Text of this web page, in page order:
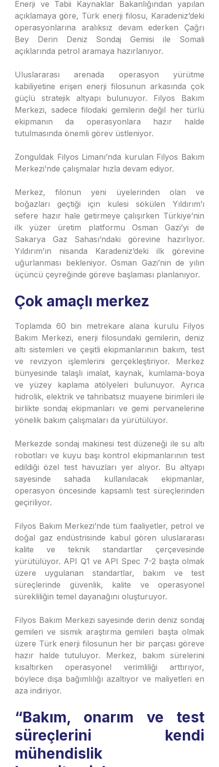
Enerji ve Tabii Kaynaklar Bakanlığından yapılan
açıklamaya göre, Türk enerji filosu, Karadeniz’deki
operasyonlarına aralıksız devam ederken Çağrı
Bey Derin Deniz Sondaj Gemisi ile Somali
açıklarında petrol aramaya hazırlanıyor.
Uluslararası arenada operasyon yürütme
kabiliyetine erişen enerji filosunun arkasında çok
güçlü stratejik altyapı bulunuyor. Filyos Bakım
Merkezi, sadece filodaki gemilerin değil her türlü
ekipmanın da operasyonlara hazır halde
tutulmasında önemli görev üstleniyor.
Zonguldak Filyos Limanı’nda kurulan Filyos Bakım
Merkezi’nde çalışmalar hızla devam ediyor.
Merkez, filonun yeni üyelerinden olan ve
boğazları geçtiği için kulesi sökülen Yıldırım’ı
sefere hazır hale getirmeye çalışırken Türkiye’nin
ilk yüzer üretim platformu Osman Gazi’yi de
Sakarya Gaz Sahası’ndaki görevine hazırlıyor.
Yıldırım’ın nisanda Karadeniz’deki ilk görevine
uğurlanması bekleniyor. Osman Gazi’nin de yılın
üçüncü çeyreğinde göreve başlaması planlanıyor.
Çok amaçlı merkez
Toplamda 60 bin metrekare alana kurulu Filyos
Bakım Merkezi, enerji filosundaki gemilerin, deniz
altı sistemleri ve çeşitli ekipmanlarının bakım, test
ve revizyon işlemlerini gerçekleştiriyor. Merkez
bünyesinde talaşlı imalat, kaynak, kumlama-boya
ve yüzey kaplama atölyeleri bulunuyor. Ayrıca
hidrolik, elektrik ve tahribatsız muayene birimleri ile
birlikte sondaj ekipmanları ve gemi pervanelerine
yönelik bakım çalışmaları da yürütülüyor.
Merkezde sondaj makinesi test düzeneği ile su altı
robotları ve kuyu başı kontrol ekipmanlarının test
edildiği özel test havuzları yer alıyor. Bu altyapı
sayesinde sahada kullanılacak ekipmanlar,
operasyon öncesinde kapsamlı test süreçlerinden
geçiriliyor.
Filyos Bakım Merkezi’nde tüm faaliyetler, petrol ve
doğal gaz endüstrisinde kabul gören uluslararası
kalite ve teknik standartlar çerçevesinde
yürütülüyor. API Q1 ve API Spec 7-2 başta olmak
üzere uygulanan standartlar, bakım ve test
süreçlerinde güvenlik, kalite ve operasyonel
sürekliliğin temel dayanağını oluşturuyor.
Filyos Bakım Merkezi sayesinde derin deniz sondaj
gemileri ve sismik araştırma gemileri başta olmak
üzere Türk enerji filosunun her bir parçası göreve
hazır halde tutuluyor. Merkez, bakım sürelerini
kısaltırken operasyonel verimliliği arttırıyor,
böylece dışa bağımlılığı azaltıyor ve maliyetleri en
aza indiriyor.
“Bakım, onarım ve test
süreçlerini kendi
mühendislik